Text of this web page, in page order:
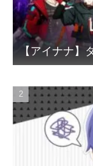
【アイナナ】